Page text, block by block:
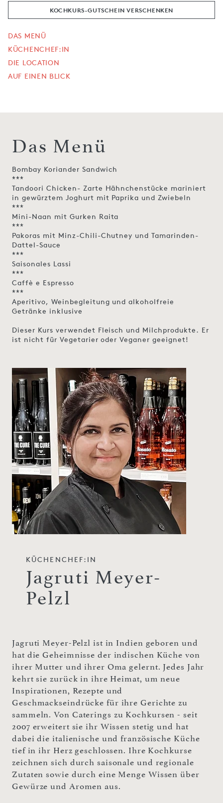
KOCHKURS-GUTSCHEIN VERSCHENKEN
DAS MENÜ
KÜCHENCHEF:IN
DIE LOCATION
AUF EINEN BLICK
Das Menü
Bombay Koriander Sandwich
***
Tandoori Chicken- Zarte Hähnchenstücke mariniert
in gewürztem Joghurt mit Paprika und Zwiebeln
***
Mini-Naan mit Gurken Raita
***
Pakoras mit Minz-Chili-Chutney und Tamarinden-
Dattel-Sauce
***
Saisonales Lassi
***
Caffè e Espresso
***
Aperitivo, Weinbegleitung und alkoholfreie
Getränke inklusive
Dieser Kurs verwendet Fleisch und Milchprodukte. Er
ist nicht für Vegetarier oder Veganer geeignet!
KÜCHENCHEF:IN
Jagruti Meyer-
Pelzl
Jagruti Meyer-Pelzl ist in Indien geboren und
hat die Geheimnisse der indischen Küche von
ihrer Mutter und ihrer Oma gelernt. Jedes Jahr
kehrt sie zurück in ihre Heimat, um neue
Inspirationen, Rezepte und
Geschmackseindrücke für ihre Gerichte zu
sammeln. Von Caterings zu Kochkursen - seit
2007 erweitert sie ihr Wissen stetig und hat
dabei die italienische und französische Küche
tief in ihr Herz geschlossen. Ihre Kochkurse
zeichnen sich durch saisonale und regionale
Zutaten sowie durch eine Menge Wissen über
Gewürze und Aromen aus.